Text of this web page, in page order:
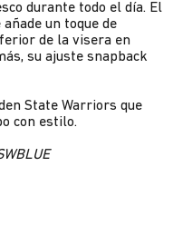
durante todo el día. El
un toque de
de la visera en
su ajuste snapback
State Warriors que
con estilo.